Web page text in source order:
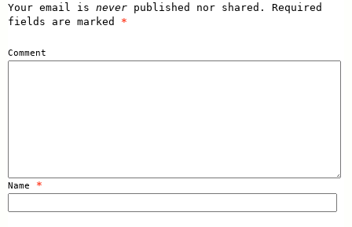
Your email is never published nor shared. Required
fields are marked *
Comment
Name *